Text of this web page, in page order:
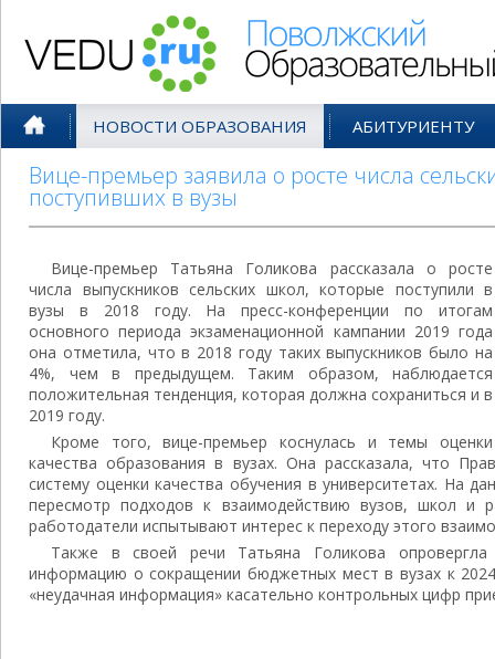
НОВОСТИ ОБРАЗОВАНИЯ АБИТУРИЕНТУ
Вице-премьер заявила о росте числа
поступивших в вузы
Вице-премьер Татьяна Голикова рассказала о росте
числа выпускников сельских школ, которые поступили в
вузы в 2018 году. На пресс-конференции по итогам
основного периода экзаменационной кампании 2019 года
она отметила, что в 2018 году таких выпускников было на
4%, чем в предыдущем. Таким образом, наблюдается
положительная тенденция, которая должна сохраниться и в
2019 году.
Кроме того, вице-премьер коснулась и темы оценки
качества образования в вузах. Она рассказала, что
систему оценки качества обучения в университетах. На
пересмотр подходов к взаимодействию вузов, школ и
работодатели испытывают интерес к переходу этого
Также в своей речи Татьяна Голикова
информацию о сокращении бюджетных мест в вузах к
«неудачная информация» касательно контрольных цифр